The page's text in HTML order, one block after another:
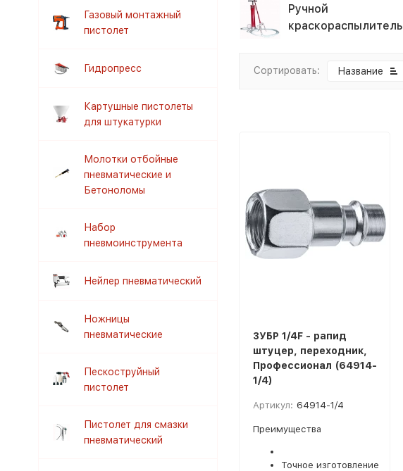
Ручной
краскораспылитель
Сортировать: Название
ЗУБР 1/4F - рапид
штуцер, переходник,
Профессионал (64914-
1/4)
Артикул: 64914-1/4
Преимущества
Точное изготовление
Газовый монтажный
пистолет
Гидропресс
Картушные пистолеты
для штукатурки
Молотки отбойные
пневматические и
Бетоноломы
Набор
пневмоинструмента
Нейлер пневматический
Ножницы
пневматические
Пескоструйный
пистолет
Пистолет для смазки
пневматический